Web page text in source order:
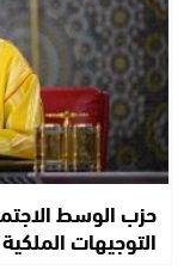
حزب الوسط
التوجيهات